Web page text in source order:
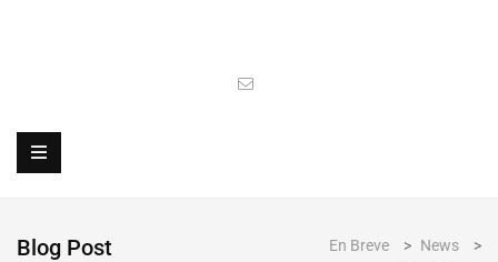
Blog Post En Breve > News
>